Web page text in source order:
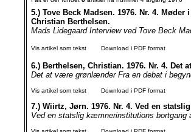
5.) Tove Beck Madsen. 1976. Nr. 4.
Christian Berthelsen.
Mads Lidegaard Interview ved Tove Beck
Vis artikel som tekst Download i PDF format
6.) Berthelsen, Christian. 1976. Nr. 4.
Det at være grønlænder Fra en debat i
Vis artikel som tekst Download i PDF format
7.) Wiirtz, Jørn. 1976. Nr. 4. Ved en
Ved en statslig kæmnerinstitutions bortgang